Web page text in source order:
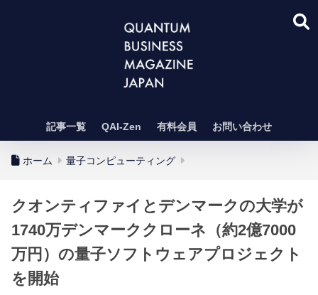
記事一覧 QAI-Zen 有料会員 お問い合わせ
ホーム 量子コンピューティング
クオンティファイとデンマークの大学が
1740万デンマーククローネ（約2億7000
万円）の量子ソフトウェアプロジェクト
を開始